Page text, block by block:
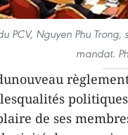
PCV, Nguyen Phu
mandat.
de ses